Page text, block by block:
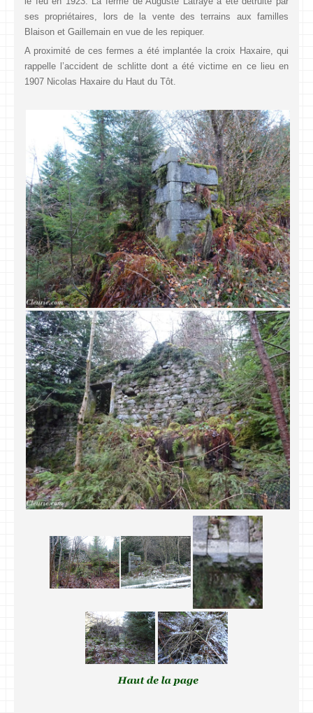
ses propriétaires, lors de la vente des terrains aux familles
Blaison et Gaillemain en vue de les repiquer.
A proximité de ces fermes a été implantée la croix Haxaire, qui
rappelle l’accident de schlitte dont a été victime en ce lieu en
1907 Nicolas Haxaire du Haut du Tôt.